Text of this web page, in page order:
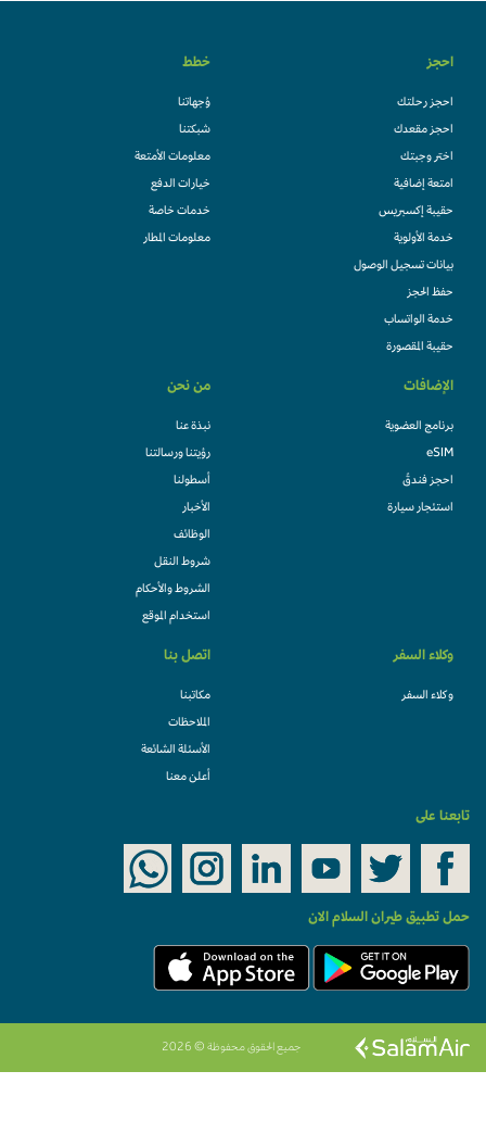
احجز
احجز رحلتك
احجز مقعدك
اختر وجبتك
امتعة إضافية
حقيبة إكسبريس
خدمة الأولوية
بيانات تسجيل الوصول
حفظ الحجز
خدمة الواتساب
حقيبة المقصورة
خطط
وُجهاتنا
شبكتنا
معلومات الأمتعة
خيارات الدفع
خدمات خاصة
معلومات المطار
الإضافات
برنامج العضوية
eSIM
احجز فندقً
استئجار سيارة
من نحن
نبذة عنا
رؤيتنا ورسالتنا
أسطولنا
الأخبار
الوظائف
شروط النقل
الشروط والأحكام
استخدام الموقع
وكلاء السفر
وكلاء السفر
اتصل بنا
مكاتبنا
الملاحظات
الأسئلة الشائعة
أعلن معنا
تابعنا على
حمل تطبيق طيران السلام الان
جميع الحقوق محفوظة © 2026